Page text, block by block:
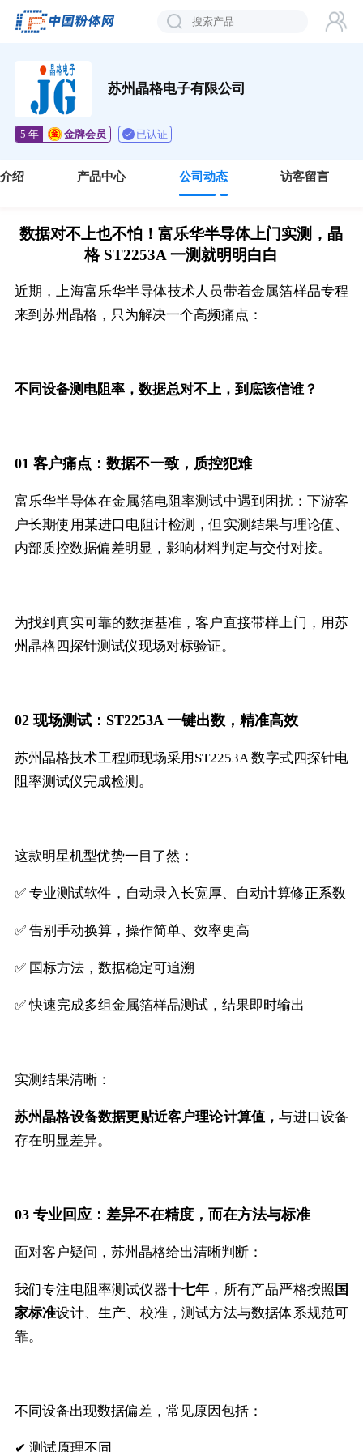
苏州晶格电子有限公司
5 年 金牌会员 已认证
绍 产品中心 公司动态 访客留言
数据对不上也不怕！富乐华半导体上门实测，晶
格 ST2253A 一测就明明白白
近期，上海富乐华半导体技术人员带着金属箔样品专程
来到苏州晶格，只为解决一个高频痛点：
不同设备测电阻率，数据总对不上，到底该信谁？
01 客户痛点：数据不一致，质控犯难
富乐华半导体在金属箔电阻率测试中遇到困扰：下游客
户长期使用某进口电阻计检测，但实测结果与理论值、
内部质控数据偏差明显，影响材料判定与交付对接。
为找到真实可靠的数据基准，客户直接带样上门，用苏
州晶格四探针测试仪现场对标验证。
02 现场测试：ST2253A 一键出数，精准高效
苏州晶格技术工程师现场采用ST2253A 数字式四探针电
阻率测试仪完成检测。
这款明星机型优势一目了然：
✅ 专业测试软件，自动录入长宽厚、自动计算修正系数
✅ 告别手动换算，操作简单、效率更高
✅ 国标方法，数据稳定可追溯
✅ 快速完成多组金属箔样品测试，结果即时输出
实测结果清晰：
苏州晶格设备数据更贴近客户理论计算值，与进口设备
存在明显差异。
03 专业回应：差异不在精度，而在方法与标准
面对客户疑问，苏州晶格给出清晰判断：
我们专注电阻率测试仪器十七年 ，所有产品严格按照 国
家标准设计、生产、校准，测试方法与数据体系规范可
靠。
不同设备出现数据偏差，常见原因包括：
✔ 测试原理不同